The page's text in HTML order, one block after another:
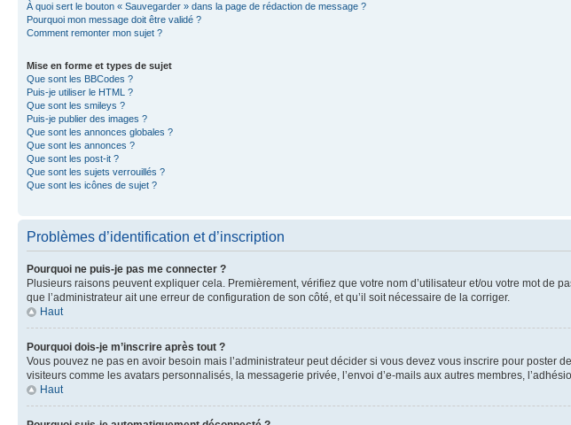
À quoi sert le bouton « Sauvegarder » dans la page de rédaction de message ?
Pourquoi mon message doit être validé ?
Comment remonter mon sujet ?
Mise en forme et types de sujet
Que sont les BBCodes ?
Puis-je utiliser le HTML ?
Que sont les smileys ?
Puis-je publier des images ?
Que sont les annonces globales ?
Que sont les annonces ?
Que sont les post-it ?
Que sont les sujets verrouillés ?
Que sont les icônes de sujet ?
Problèmes d’identification et d’inscription
Pourquoi ne puis-je pas me connecter ?
Plusieurs raisons peuvent expliquer cela. Premièrement, vérifiez que votre nom d’utilisateur et/ou votre mot de
que l’administrateur ait une erreur de configuration de son côté, et qu’il soit nécessaire de la corriger.
Haut
Pourquoi dois-je m’inscrire après tout ?
Vous pouvez ne pas en avoir besoin mais l’administrateur peut décider si vous devez vous inscrire pour
visiteurs comme les avatars personnalisés, la messagerie privée, l’envoi d’e-mails aux autres membres,
Haut